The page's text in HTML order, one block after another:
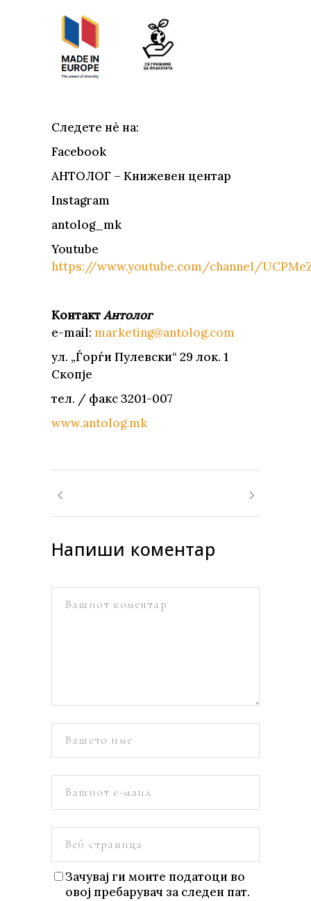
Следете нè на:
Facebook
АНТОЛОГ – Книжевен центар
Instagram
antolog_mk
Youtube
https://www.youtube.com/channel/
КонтактAнтолог
e-mail: marketing@antolog.com
ул. „Ѓорѓи Пулевски“ 29 лок. 1
Скопје
тел. / факс 3201-007
www.antolog.mk
Напиши коментар
Зачувај ги моите податоци во
овој пребарувач за следен пат.